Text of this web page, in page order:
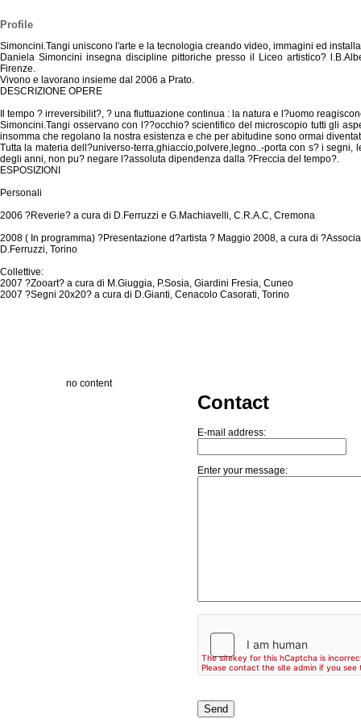
Profile
Simoncini.Tangi uniscono l'arte e la tecnologia creando video, immagini ed
Daniela Simoncini insegna discipline pittoriche presso il Liceo artistico?
Firenze.
Vivono e lavorano insieme dal 2006 a Prato.
DESCRIZIONE OPERE
Il tempo ? irreversibilit?, ? una fluttuazione continua : la natura e l?uomo
Simoncini.Tangi osservano con l??occhio? scientifico del microscopio tutti gli
insomma che regolano la nostra esistenza e che per abitudine sono ormai
Tutta la materia dell?universo-terra,ghiaccio,polvere,legno..-porta con s? i
degli anni, non pu? negare l?assoluta dipendenza dalla ?Freccia del tempo?.
ESPOSIZIONI
Personali
2006 ?Reverie? a cura di D.Ferruzzi e G.Machiavelli, C.R.A.C, Cremona
2008 ( In programma) ?Presentazione d?artista ? Maggio 2008, a cura di
D.Ferruzzi, Torino
Collettive:
2007 ?Zooart? a cura di M.Giuggia, P.Sosia, Giardini Fresia, Cuneo
2007 ?Segni 20x20? a cura di D.Gianti, Cenacolo Casorati, Torino
no content
Contact
E-mail address:
Enter your message: